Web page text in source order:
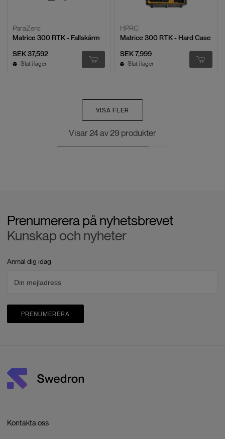
ParaZero
Matrice 300 RTK - Fallskärm
SEK 37,592
Slut i lager
HPRC
Matrice 300 RTK - Hard Case
SEK 7,999
Slut i lager
VISA FLER
Visar24av29 produkter
Prenumerera på nyhetsbrevet
Kunskap och nyheter
Anmäl dig idag
PRENUMERERA
Kontakta oss